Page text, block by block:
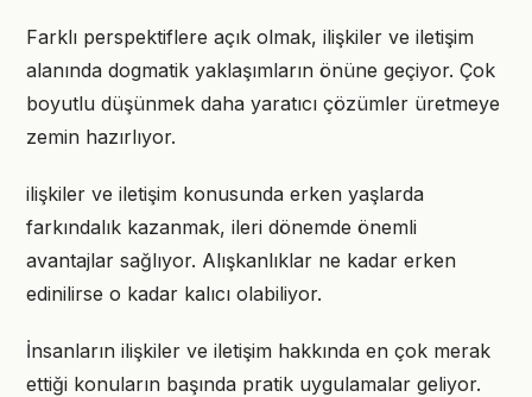
Farklı perspektiflere açık olmak, ilişkiler ve iletişim
alanında dogmatik yaklaşımların önüne geçiyor. Çok
boyutlu düşünmek daha yaratıcı çözümler üretmeye
zemin hazırlıyor.
ilişkiler ve iletişim konusunda erken yaşlarda
farkındalık kazanmak, ileri dönemde önemli
avantajlar sağlıyor. Alışkanlıklar ne kadar erken
edinilirse o kadar kalıcı olabiliyor.
İnsanların ilişkiler ve iletişim hakkında en çok merak
ettiği konuların başında pratik uygulamalar geliyor.